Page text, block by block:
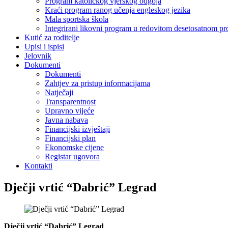
Kraći program ranog učenja engleskog jezika
Mala sportska škola
Integrirani likovni program u redovitom desetosatnom
Kutić za roditelje
Upisi i ispisi
Jelovnik
Dokumenti
Dokumenti
Zahtjev za pristup informacijama
Natječaji
Transparentnost
Upravno vijeće
Javna nabava
Financijski izvještaji
Financijski plan
Ekonomske cijene
Registar ugovora
Kontakti
Dječji vrtić “Dabrić” Legrad
Dječji vrtić “Dabrić” Legrad